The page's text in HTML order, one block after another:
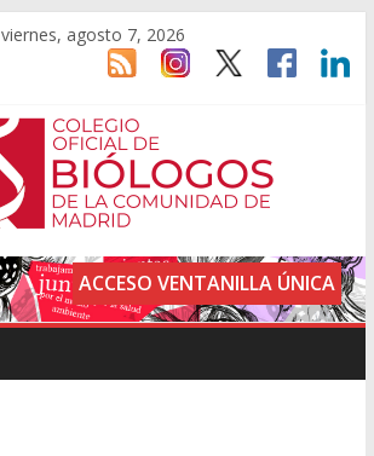
viernes, agosto 7, 2026
ACCESO VENTANILLA ÚNICA